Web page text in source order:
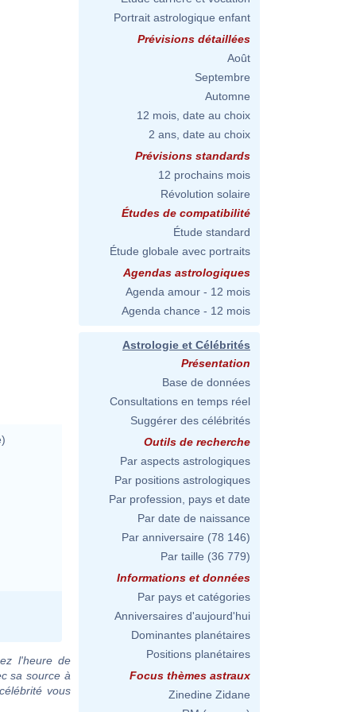
l'heure de
sa source à
vous
Portrait astrologique enfant
Prévisions détaillées
Août
Septembre
Automne
12 mois, date au choix
2 ans, date au choix
Prévisions standards
12 prochains mois
Révolution solaire
Études de compatibilité
Étude standard
Étude globale avec portraits
Agendas astrologiques
Agenda amour - 12 mois
Agenda chance - 12 mois
Astrologie et Célébrités
Présentation
Base de données
Consultations en temps réel
Suggérer des célébrités
Outils de recherche
Par aspects astrologiques
Par positions astrologiques
Par profession, pays et date
Par date de naissance
Par anniversaire (78 146)
Par taille (36 779)
Informations et données
Par pays et catégories
Anniversaires d'aujourd'hui
Dominantes planétaires
Positions planétaires
Focus thèmes astraux
Zinedine Zidane